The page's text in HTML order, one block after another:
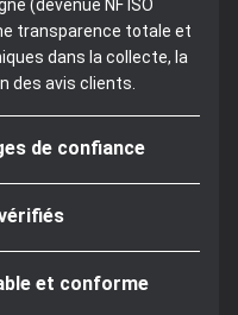
(devenue NF ISO
transparence totale et
dans la collecte, la
des avis clients.
de confiance
et conforme